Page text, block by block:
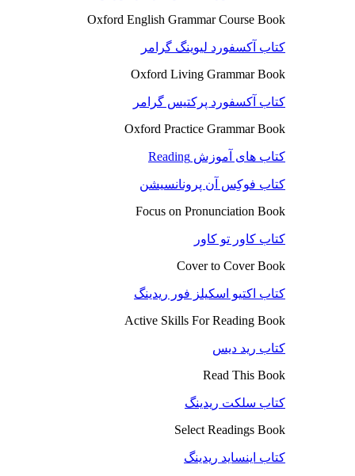
Oxford English Grammar Course Book
کتاب آکسفورد لیوینگ گرامر
Oxford Living Grammar Book
کتاب آکسفورد پرکتیس گرامر
Oxford Practice Grammar Book
کتاب های آموزش Reading
کتاب فوکِس آن پرونانسیشن
Focus on Pronunciation Book
کتاب کاور تو کاور
Cover to Cover Book
کتاب اکتیو اسکیلز فور ریدینگ
Active Skills For Reading Book
کتاب رید دیس
Read This Book
کتاب سلکت ریدینگ
Select Readings Book
کتاب اینساید ریدینگ